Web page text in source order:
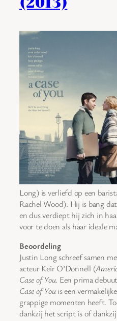
Long) is verliefd op een
Rachel Wood). Hij is bang
en dus verdiept hij zich in
voor te doen als haar ideale
Beoordeling
Justin Long schreef samen
acteur Keir O’Donnell (
Case of You. Een prima
Case of Youis een
grappige momenten heeft.
dankzij het script is of